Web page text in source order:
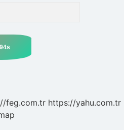
feg.com.tr https://yahu.com.tr